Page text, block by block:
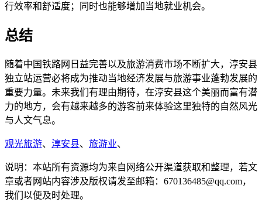
行效率和舒适度；同时也能够增加当地就业机会。
总结
随着中国铁路网日益完善以及旅游消费市场不断扩大，淳安县
独立站运营必将成为推动当地经济发展与旅游事业蓬勃发展的
重要力量。未来我们有理由期待，在淳安县这个美丽而富有潜
力的地方，会有越来越多的游客前来体验这里独特的自然风光
与人文气息。
观光旅游、 淳安县、 旅游业、
说明：本站所有资源均为来自网络公开渠道获取和整理，若文
章或者网站内容涉及版权请发至邮箱：670136485@qq.com，
我们以便及时处理。